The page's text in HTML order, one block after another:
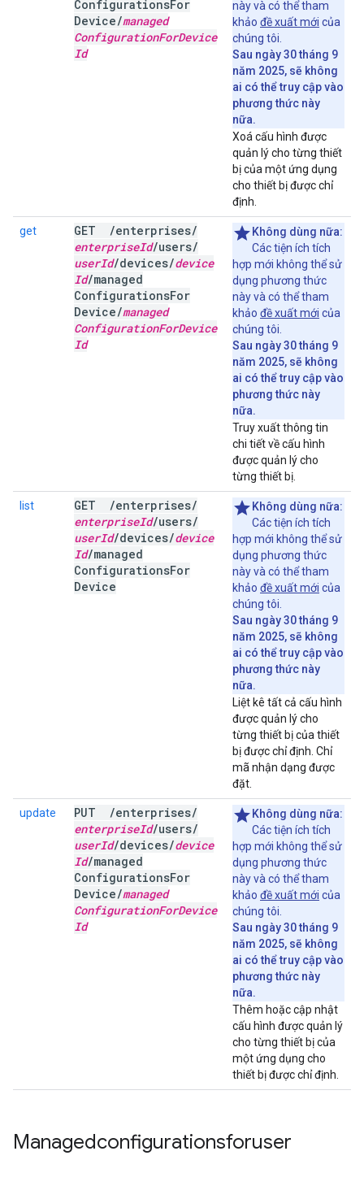
ConfigurationsFor
Device/managed
ConfigurationForDevice
Id
này và có thể tham
khảo đề xuất mới của
chúng tôi.
Sau ngày 30 tháng 9
năm 2025, sẽ không
ai có thể truy cập vào
phương thức này
nữa.
Xoá cấu hình được
quản lý cho từng thiết
bị của một ứng dụng
cho thiết bị được chỉ
định.
get GET /enterprises/
enterpriseId/users/
userId/devices/device
Id/managed
ConfigurationsFor
Device/managed
ConfigurationForDevice
Id
Không dùng nữa:
Các tiện ích tích
hợp mới không thể sử
dụng phương thức
này và có thể tham
khảo đề xuất mới của
chúng tôi.
Sau ngày 30 tháng 9
năm 2025, sẽ không
ai có thể truy cập vào
phương thức này
nữa.
Truy xuất thông tin
chi tiết về cấu hình
được quản lý cho
từng thiết bị.
list GET /enterprises/
enterpriseId/users/
userId/devices/device
Id/managed
ConfigurationsFor
Device
Không dùng nữa:
Các tiện ích tích
hợp mới không thể sử
dụng phương thức
này và có thể tham
khảo đề xuất mới của
chúng tôi.
Sau ngày 30 tháng 9
năm 2025, sẽ không
ai có thể truy cập vào
phương thức này
nữa.
Liệt kê tất cả cấu hình
được quản lý cho
từng thiết bị của thiết
bị được chỉ định. Chỉ
mã nhận dạng được
đặt.
update PUT /enterprises/
enterpriseId/users/
userId/devices/device
Id/managed
ConfigurationsFor
Device/managed
ConfigurationForDevice
Id
Không dùng nữa:
Các tiện ích tích
hợp mới không thể sử
dụng phương thức
này và có thể tham
khảo đề xuất mới của
chúng tôi.
Sau ngày 30 tháng 9
năm 2025, sẽ không
ai có thể truy cập vào
phương thức này
nữa.
Thêm hoặc cập nhật
cấu hình được quản lý
cho từng thiết bị của
một ứng dụng cho
thiết bị được chỉ định.
Managedconfigurationsforuser